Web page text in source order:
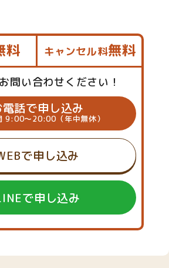
料 キャンセル料無料
問い合わせください！
電話で申し込み
9:00～20:00（年中無休）
で申し込み
で申し込み